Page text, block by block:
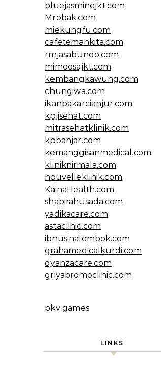
bluejasminejkt.com
Mrobak.com
miekungfu.com
cafetemankita.com
rmjasabundo.com
mimoosajkt.com
kembangkawung.com
chungiwa.com
ikanbakarcianjur.com
kpjisehat.com
mitrasehatklinik.com
kpbanjar.com
kemanggisanmedical.com
kliniknirmala.com
nouvelleklinik.com
KainaHealth.com
shabirahusada.com
yadikacare.com
astaclinic.com
ibnusinalombok.com
grahamedicalkurdi.com
dyanzacare.com
griyabromoclinic.com
pkv games
LINKS